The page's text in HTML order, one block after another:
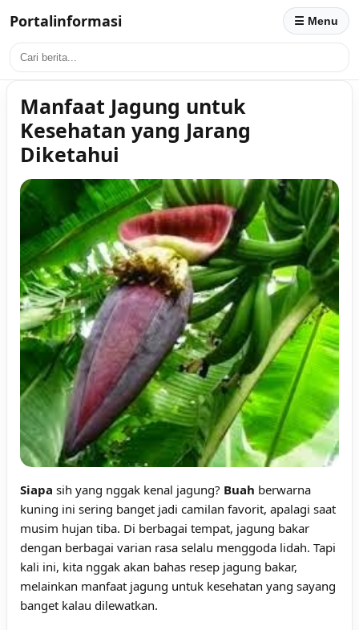
Portalinformasi ☰ Menu
Manfaat Jagung untuk
Kesehatan yang Jarang
Diketahui
Siapa sih yang nggak kenal jagung? Buah berwarna
kuning ini sering banget jadi camilan favorit, apalagi saat
musim hujan tiba. Di berbagai tempat, jagung bakar
dengan berbagai varian rasa selalu menggoda lidah. Tapi
kali ini, kita nggak akan bahas resep jagung bakar,
melainkan manfaat jagung untuk kesehatan yang sayang
banget kalau dilewatkan.